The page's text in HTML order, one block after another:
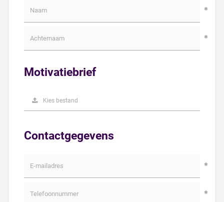
Motivatiebrief
Kies bestand
Contactgegevens